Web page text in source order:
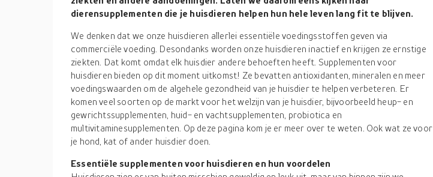
dierensupplementen die je huisdieren helpen hun hele leven lang fit te blijven.
We denken dat we onze huisdieren allerlei essentiële voedingsstoffen geven via
commerciële voeding. Desondanks worden onze huisdieren inactief en krijgen ze ernstige
ziekten. Dat komt omdat elk huisdier andere behoeften heeft. Supplementen voor
huisdieren bieden op dit moment uitkomst! Ze bevatten antioxidanten, mineralen en meer
voedingswaarden om de algehele gezondheid van je huisdier te helpen verbeteren. Er
komen veel soorten op de markt voor het welzijn van je huisdier, bijvoorbeeld heup- en
gewrichtssupplementen, huid- en vachtsupplementen, probiotica en
multivitaminesupplementen. Op deze pagina kom je er meer over te weten. Ook wat ze voor
je hond, kat of ander huisdier doen.
Essentiële supplementen voor huisdieren en hun voordelen